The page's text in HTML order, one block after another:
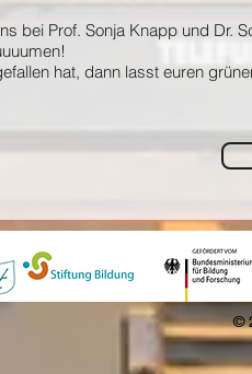
bei Prof. Sonja Knapp und Dr.
hat, dann lasst euren
©